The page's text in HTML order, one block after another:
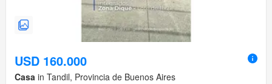
USD 160.000
Casa in Tandil, Provincia de Buenos Aires